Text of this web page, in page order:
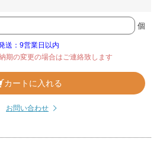
個
送：9営業日以内
期の変更の場合はご連絡致します
カートに入れる
お問い合わせ